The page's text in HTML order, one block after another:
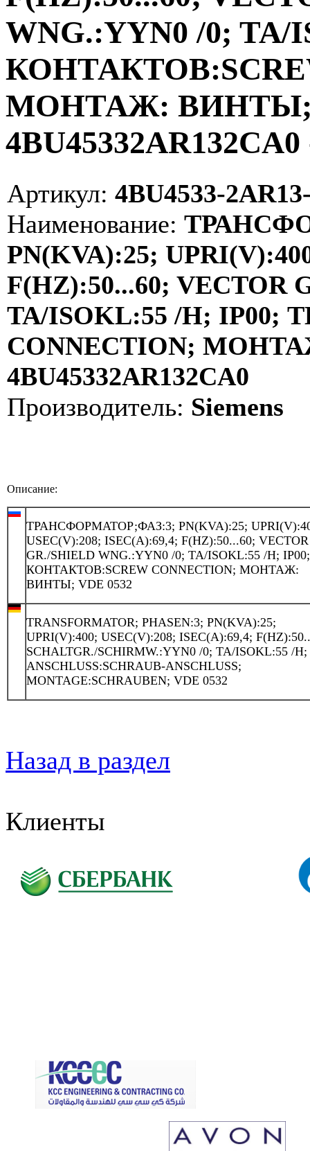
WNG.:YYN0 /0;
МОНТАЖ: ВИНТЫ;
Артикул: 4BU4533-
Наименование:
PN(KVA):25;
F(HZ):50...60; VECTOR
TA/ISOKL:55 /H;
CONNECTION;
4BU45332AR132CA0
Производитель: Siemens
Описание:
ТРАНСФОРМАТОР;ФАЗ:3; PN(KVA):25;
USEC(V):208; ISEC(A):69,4; F(HZ):50...60; VECTOR
GR./SHIELD WNG.:YYN0 /0; TA/ISOKL:55 /H;
КОНТАКТОВ:SCREW CONNECTION; МОНТАЖ:
ВИНТЫ; VDE 0532
TRANSFORMATOR; PHASEN:3; PN(KVA):25;
UPRI(V):400; USEC(V):208; ISEC(A):69,4;
SCHALTGR./SCHIRMW.:YYN0 /0; TA/ISOKL:55 /H;
ANSCHLUSS:SCHRAUB-ANSCHLUSS;
MONTAGE:SCHRAUBEN; VDE 0532
Назад в раздел
Клиенты